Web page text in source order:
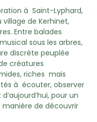
à Saint-Lyphard,
de Kerhinet,
Entre balades
sous les arbres,
discrète peuplée
créatures
riches mais
à écouter, observer
pour un
de découvrir